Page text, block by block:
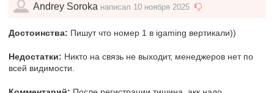
Andrey Soroka написал 10 ноября 2025
Достоинства: Пишут что номер 1 в igaming вертикали))
Недостатки: Никто на связь не выходит, менеджеров нет по
всей видимости.